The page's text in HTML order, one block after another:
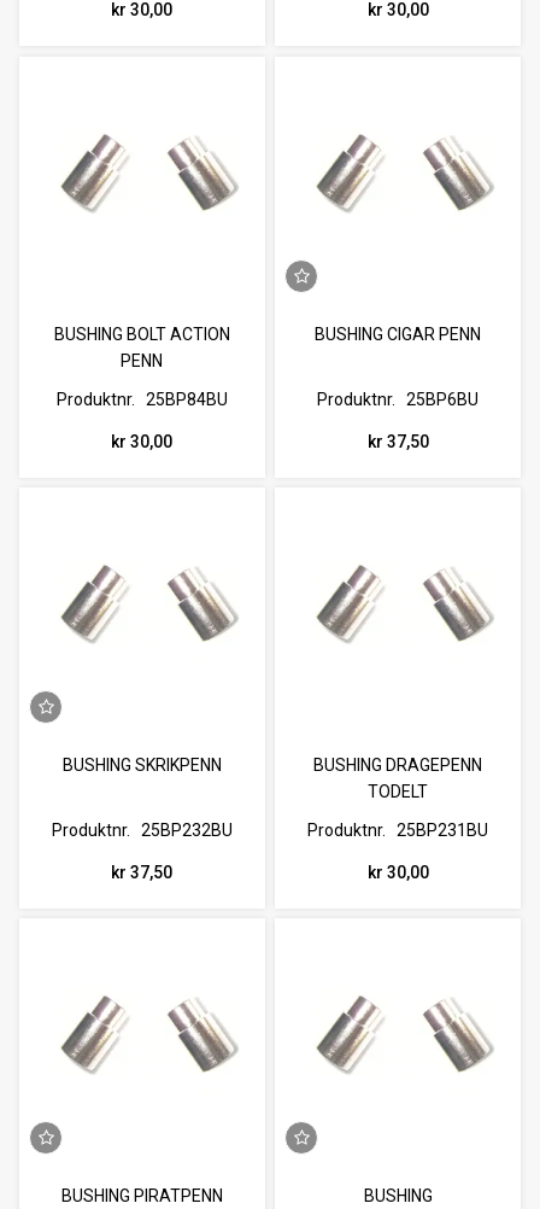
kr 30,00 kr 30,00
BUSHING BOLT ACTION
PENN
Produktnr.
25BP84BU
kr 30,00
BUSHING CIGAR PENN
Produktnr. 25BP6BU
kr 37,50
BUSHING SKRIKPENN
Produktnr. 25BP232BU
kr 37,50
BUSHING DRAGEPENN
TODELT
Produktnr.
25BP231BU
kr 30,00
BUSHING PIRATPENN
BUSHING